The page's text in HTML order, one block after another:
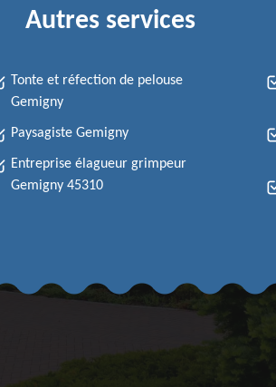
Autres services
Tonte et réfection de pelouse
Gemigny
Paysagiste Gemigny
Entreprise élagueur grimpeur
Gemigny 45310